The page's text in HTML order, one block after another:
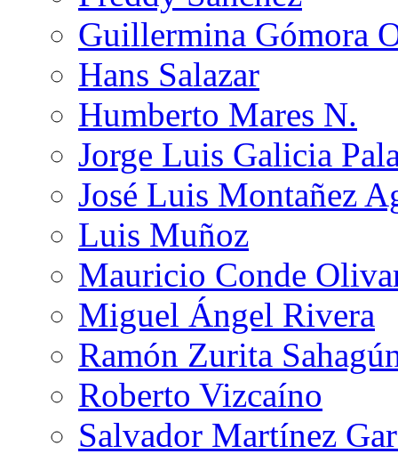
Guillermina Gómora
Hans Salazar
Humberto Mares N.
Jorge Luis Galicia
José Luis Montañez
Luis Muñoz
Mauricio Conde
Miguel Ángel Rivera
Ramón Zurita
Roberto Vizcaíno
Salvador Martínez